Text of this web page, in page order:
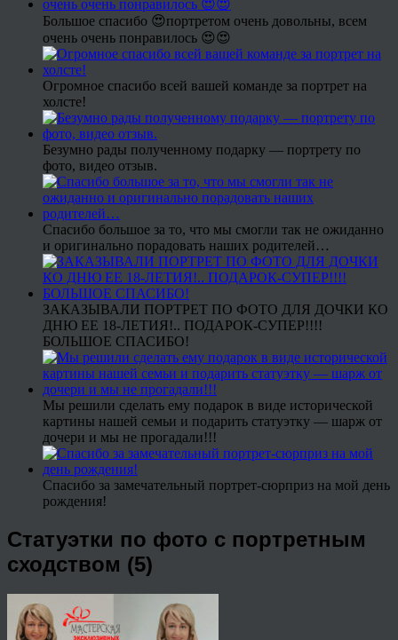
Большое спасибо 😍портретом очень довольны, всем
очень очень понравилось 😍😍
Огромное спасибо всей вашей команде за портрет на
холсте!
Безумно рады полученному подарку — портрету по
фото, видео отзыв.
Спасибо большое за то, что мы смогли так не ожиданно
и оригинально порадовать наших родителей…
ЗАКАЗЫВАЛИ ПОРТРЕТ ПО ФОТО ДЛЯ ДОЧКИ КО
ДНЮ ЕЕ 18-ЛЕТИЯ!.. ПОДАРОК-СУПЕР!!!!
БОЛЬШОЕ СПАСИБО!
Мы решили сделать ему подарок в виде исторической
картины нашей семьи и подарить статуэтку — шарж от
дочери и мы не прогадали!!!
Спасибо за замечательный портрет-сюрприз на мой день
рождения!
Статуэтки по фото с портретным
сходством (5)